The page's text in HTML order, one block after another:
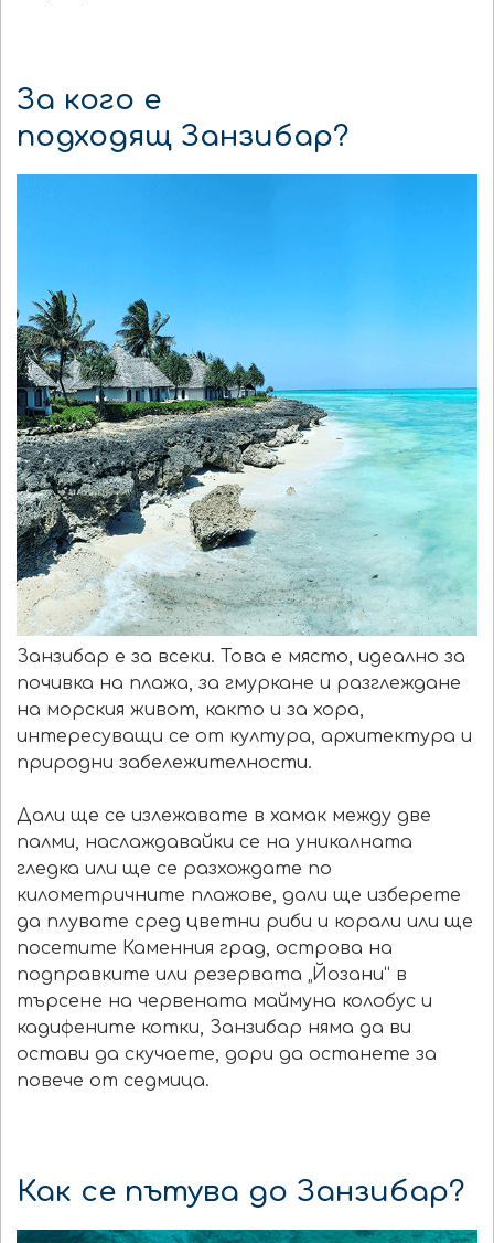
За кого е
подходящ Занзибар?
Занзибар е за всеки. Това е място, идеално за
почивка на плажа, за гмуркане и разглеждане
на морския живот, както и за хора,
интересуващи се от култура, архитектура и
природни забележителности.
Дали ще се излежавате в хамак между две
палми, наслаждавайки се на уникалната
гледка или ще се разхождате по
километричните плажове, дали ще изберете
да плувате сред цветни риби и корали или ще
посетите Каменния град, острова на
подправките или резервата „Йозани“ в
търсене на червената маймуна колобус и
кадифените котки, Занзибар няма да ви
остави да скучаете, дори да останете за
повече от седмица.
Как се пътува до Занзибар?